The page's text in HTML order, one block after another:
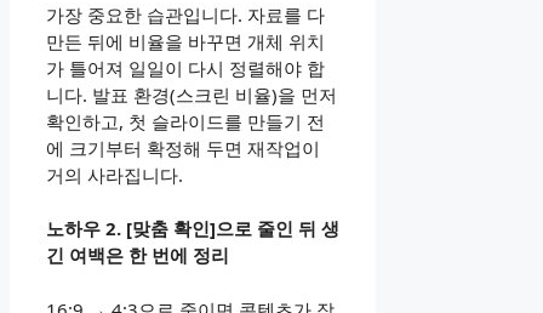
가장 중요한 습관입니다. 자료를 다
만든 뒤에 비율을 바꾸면 개체 위치
가 틀어져 일일이 다시 정렬해야 합
니다. 발표 환경(스크린 비율)을 먼저
확인하고, 첫 슬라이드를 만들기 전
에 크기부터 확정해 두면 재작업이
거의 사라집니다.
노하우 2. [맞춤 확인]으로 줄인 뒤 생
긴 여백은 한 번에 정리